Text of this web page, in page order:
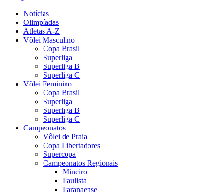
Notícias
Olimpíadas
Atletas A-Z
Vôlei Masculino
Copa Brasil
Superliga
Superliga B
Superliga C
Vôlei Feminino
Copa Brasil
Superliga
Superliga B
Superliga C
Campeonatos
Vôlei de Praia
Copa Libertadores
Supercopa
Campeonatos Regionais
Mineiro
Paulista
Paranaense